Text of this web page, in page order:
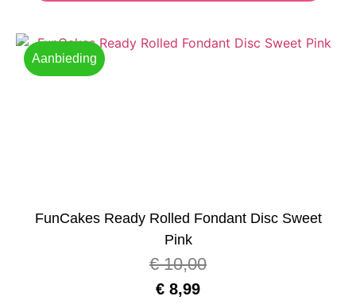
Aanbieding
FunCakes Ready Rolled Fondant Disc Sweet
Pink
€10,00
€ 8,99